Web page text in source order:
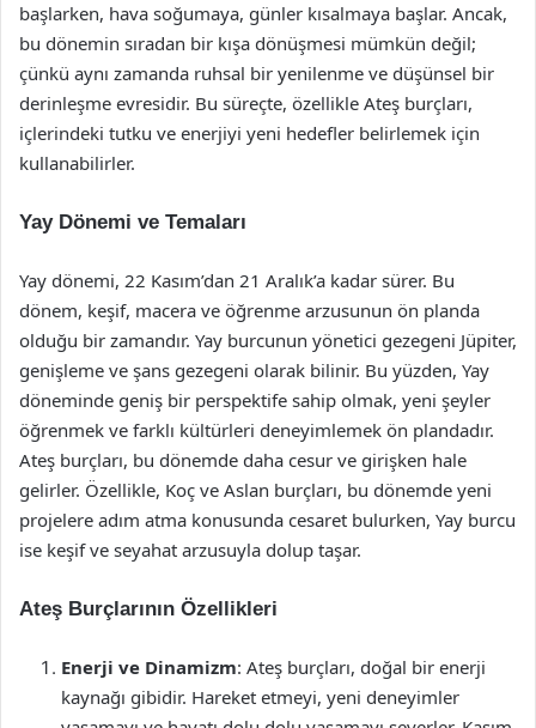
başlarken, hava soğumaya, günler kısalmaya başlar. Ancak,
bu dönemin sıradan bir kışa dönüşmesi mümkün değil;
çünkü aynı zamanda ruhsal bir yenilenme ve düşünsel bir
derinleşme evresidir. Bu süreçte, özellikle Ateş burçları,
içlerindeki tutku ve enerjiyi yeni hedefler belirlemek için
kullanabilirler.
Yay Dönemi ve Temaları
Yay dönemi, 22 Kasım’dan 21 Aralık’a kadar sürer. Bu
dönem, keşif, macera ve öğrenme arzusunun ön planda
olduğu bir zamandır. Yay burcunun yönetici gezegeni Jüpiter,
genişleme ve şans gezegeni olarak bilinir. Bu yüzden, Yay
döneminde geniş bir perspektife sahip olmak, yeni şeyler
öğrenmek ve farklı kültürleri deneyimlemek ön plandadır.
Ateş burçları, bu dönemde daha cesur ve girişken hale
gelirler. Özellikle, Koç ve Aslan burçları, bu dönemde yeni
projelere adım atma konusunda cesaret bulurken, Yay burcu
ise keşif ve seyahat arzusuyla dolup taşar.
Ateş Burçlarının Özellikleri
Enerji ve Dinamizm: Ateş burçları, doğal bir enerji
kaynağı gibidir. Hareket etmeyi, yeni deneyimler